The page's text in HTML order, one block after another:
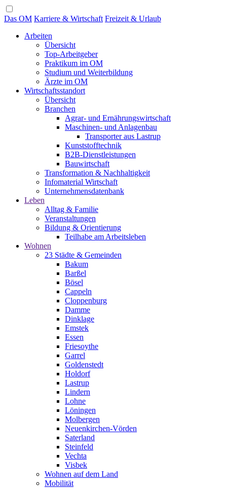
Das OM Karriere & Wirtschaft Freizeit & Urlaub
Arbeiten
Übersicht
Top-Arbeitgeber
Praktikum im OM
Studium und Weiterbildung
Ärzte im OM
Wirtschaftsstandort
Übersicht
Branchen
Agrar- und Ernährungswirtschaft
Maschinen- und Anlagenbau
Transporter aus Lastrup
Kunststofftechnik
B2B-Dienstleistungen
Bauwirtschaft
Transformation & Nachhaltigkeit
Infomaterial Wirtschaft
Unternehmensdatenbank
Leben
Alltag & Familie
Veranstaltungen
Bildung & Orientierung
Teilhabe am Arbeitsleben
Wohnen
23 Städte & Gemeinden
Bakum
Barßel
Bösel
Cappeln
Cloppenburg
Damme
Dinklage
Emstek
Essen
Friesoythe
Garrel
Goldenstedt
Holdorf
Lastrup
Lindern
Lohne
Löningen
Molbergen
Neuenkirchen-Vörden
Saterland
Steinfeld
Vechta
Visbek
Wohnen auf dem Land
Mobilität